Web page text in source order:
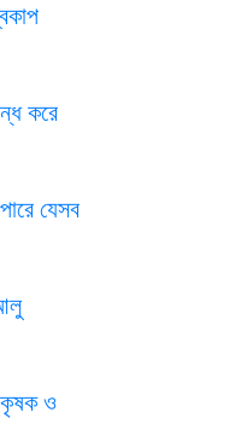
করে
যেসব
কৃষক ও